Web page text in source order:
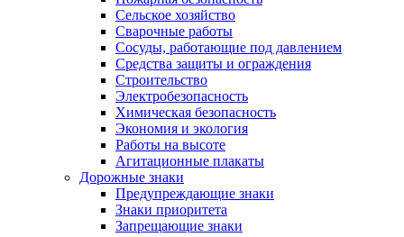
Сельское хозяйство
Сварочные работы
Сосуды, работающие под давлением
Средства защиты и ограждения
Строительство
Электробезопасность
Химическая безопасность
Экономия и экология
Работы на высоте
Агитационные плакаты
Дорожные знаки
Предупреждающие знаки
Знаки приоритета
Запрещающие знаки